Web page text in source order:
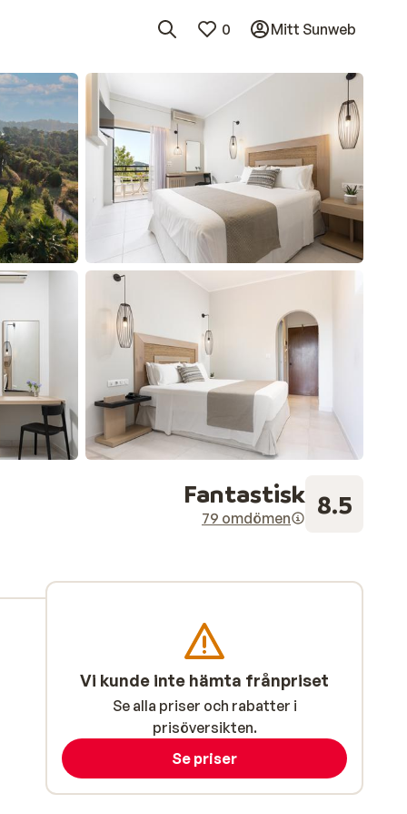
0 Mitt Sunweb
Fantastisk
79 omdömen 8.5
Vi kunde inte hämta frånpriset
Se alla priser och rabatter i
prisöversikten.
Se priser